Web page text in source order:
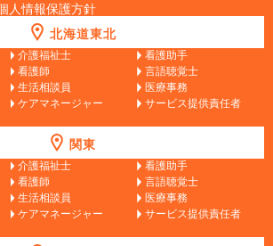
人情報保護方針
北海道東北
介護福祉士
看護助手
看護師
言語聴覚士
生活相談員
医療事務
ケアマネージャー サービス提供責任者
関東
介護福祉士
看護助手
看護師
言語聴覚士
生活相談員
医療事務
ケアマネージャー サービス提供責任者